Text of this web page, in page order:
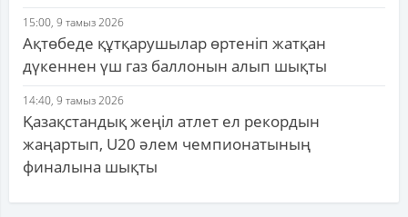
15:00, 9 тамыз 2026
Ақтөбеде құтқарушылар өртеніп жатқан
дүкеннен үш газ баллонын алып шықты
14:40, 9 тамыз 2026
Қазақстандық жеңіл атлет ел рекордын
жаңартып, U20 әлем чемпионатының
финалына шықты